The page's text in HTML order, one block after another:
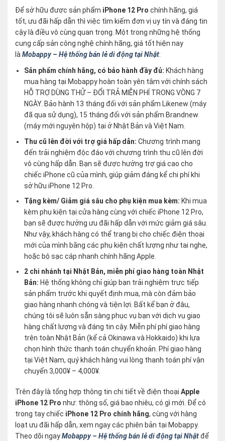
Để sở hữu được sản phẩm iPhone 12 Pro chính hãng, giá
tốt, ưu đãi hấp dẫn thì việc tìm kiếm đơn vị uy tín và đáng tin
cậy là điều vô cùng quan trọng. Một trong những hệ thống
cung cấp sản công nghệ chính hãng, giá tốt hiện nay
là Mobappy – Hệ thống bán lẻ di động tại Nhật:
Sản phẩm chính hãng, có bảo hành đầy đủ: Khách hàng
mua hàng tại Mobappy hoàn toàn yên tâm với chính sách
HỖ TRỢ DÙNG THỬ – ĐỔI TRẢ MIỄN PHÍ TRONG VÒNG 7
NGÀY. Bảo hành 13 tháng đối với sản phẩm Likenew (máy
đã qua sử dụng), 15 tháng đối với sản phẩm Brandnew
(máy mới nguyên hộp) tại ở Nhật Bản và Việt Nam.
Thu cũ lên đời với trợ giá hấp dẫn:Chương trình mang
đến trải nghiệm độc đáo với chương trình thu cũ lên đời
vô cùng hấp dẫn. Bạn sẽ được hưởng trợ giá cao cho
chiếc iPhone cũ của mình, giúp giảm đáng kể chi phí khi
sở hữu iPhone 12 Pro.
Tặng kèm/ Giảm giá sâu cho phụ kiện mua kèm: Khi mua
kèm phụ kiện tại cửa hàng cùng với chiếc iPhone 12 Pro,
bạn sẽ được hưởng ưu đãi hấp dẫn với mức giảm giá sâu.
Như vậy, khách hàng có thể trang bị cho chiếc điện thoại
mới của mình bằng các phụ kiện chất lượng như tai nghe,
hoặc bộ sạc cáp nhanh chính hãng Apple.
2 chi nhánh tại Nhật Bản, miễn phí giao hàng toàn Nhật
Bản: Hệ thống không chỉ giúp bạn trải nghiệm trực tiếp
sản phẩm trước khi quyết định mua, mà còn đảm bảo
giao hàng nhanh chóng và tiện lợi. Bất kể bạn ở đâu,
chúng tôi sẽ luôn sẵn sàng phục vụ bạn với dịch vụ giao
hàng chất lượng và đáng tin cậy. Miễn phí phí giao hàng
trên toàn Nhật Bản (kể cả Okinawa và Hokkaido) khi lựa
chọn hình thức thanh toán chuyển khoản. Phí giao hàng
tại Việt Nam, quý khách hàng vui lòng thanh toán phí vận
chuyển 3,000¥ – 4,000¥.
Trên đây là tổng hợp thông tin chi tiết về điện thoại Apple
iPhone 12 Pro như: thông số, giá bao nhiêu, có gì mới. Để có
trong tay chiếc iPhone 12 Pro chính hãng, cùng với hàng
loạt ưu đãi hấp dẫn, xem ngay các phiên bản tại Mobappy.
Theo dõi ngayMobappy – Hệ thống bán lẻ di động tại Nhậtđể